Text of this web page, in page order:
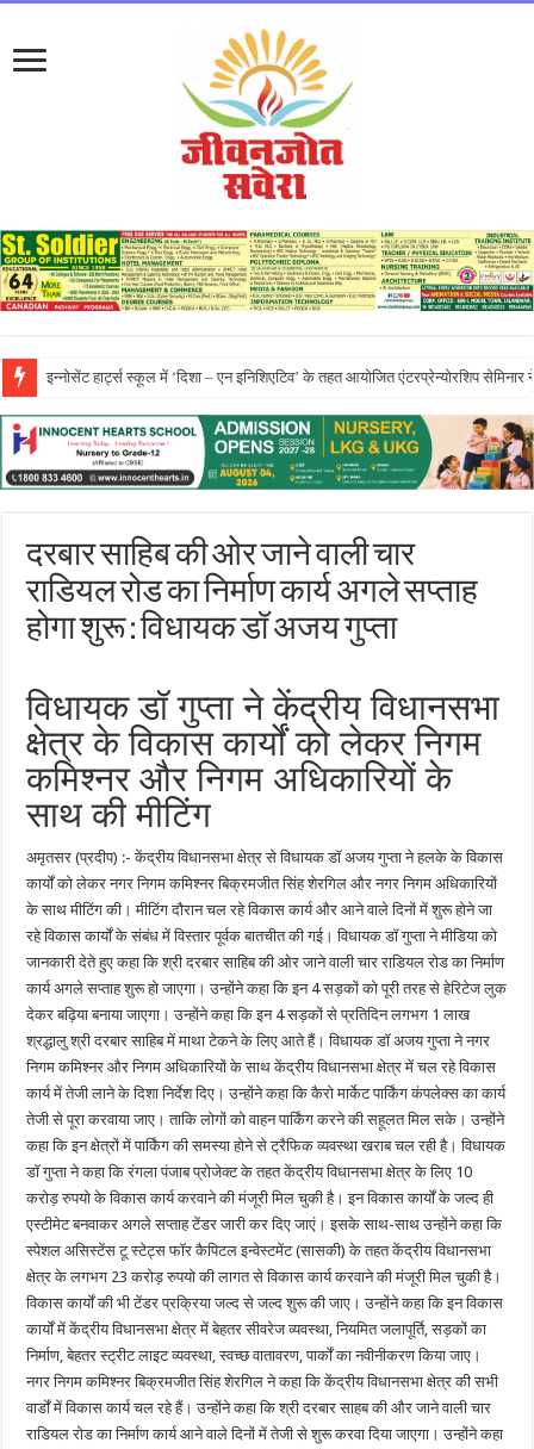
प्रो. (डॉ.) यादविंदर सिंह बराड़ ने आई.के. गुजराल पंजाब टेक्निकल यूनिवर्सिटी के वाइस-
दरबार साहिब की ओर जाने वाली चार
राडियल रोड का निर्माण कार्य अगले सप्ताह
होगा शुरू : विधायक डॉ अजय गुप्ता
विधायक डॉ गुप्ता ने केंद्रीय विधानसभा
क्षेत्र के विकास कार्यों को लेकर निगम
कमिश्नर और निगम अधिकारियों के
साथ की मीटिंग
अमृतसर (प्रदीप) :- केंद्रीय विधानसभा क्षेत्र से विधायक डॉ अजय गुप्ता ने हलके के विकास
कार्यों को लेकर नगर निगम कमिश्नर बिक्रमजीत सिंह शेरगिल और नगर निगम अधिकारियों
के साथ मीटिंग की। मीटिंग दौरान चल रहे विकास कार्य और आने वाले दिनों में शुरू होने जा
रहे विकास कार्यों के संबंध में विस्तार पूर्वक बातचीत की गई। विधायक डॉ गुप्ता ने मीडिया को
जानकारी देते हुए कहा कि श्री दरबार साहिब की ओर जाने वाली चार राडियल रोड का निर्माण
कार्य अगले सप्ताह शुरू हो जाएगा। उन्होंने कहा कि इन 4 सड़कों को पूरी तरह से हेरिटेज लुक
देकर बढ़िया बनाया जाएगा। उन्होंने कहा कि इन 4 सड़कों से प्रतिदिन लगभग 1 लाख
श्रद्धालु श्री दरबार साहिब में माथा टेकने के लिए आते हैं। विधायक डॉ अजय गुप्ता ने नगर
निगम कमिश्नर और निगम अधिकारियों के साथ केंद्रीय विधानसभा क्षेत्र में चल रहे विकास
कार्य में तेजी लाने के दिशा निर्देश दिए। उन्होंने कहा कि कैरो मार्केट पार्किंग कंपलेक्स का कार्य
तेजी से पूरा करवाया जाए। ताकि लोगों को वाहन पार्किंग करने की सहूलत मिल सके। उन्होंने
कहा कि इन क्षेत्रों में पार्किंग की समस्या होने से ट्रैफिक व्यवस्था खराब चल रही है। विधायक
डॉ गुप्ता ने कहा कि रंगला पंजाब प्रोजेक्ट के तहत केंद्रीय विधानसभा क्षेत्र के लिए 10
करोड़ रुपयो के विकास कार्य करवाने की मंजूरी मिल चुकी है। इन विकास कार्यों के जल्द ही
एस्टीमेट बनवाकर अगले सप्ताह टेंडर जारी कर दिए जाएं। इसके साथ-साथ उन्होंने कहा कि
स्पेशल असिस्टेंस टू स्टेट्स फॉर कैपिटल इन्वेस्टमेंट (सासकी) के तहत केंद्रीय विधानसभा
क्षेत्र के लगभग 23 करोड़ रुपयो की लागत से विकास कार्य करवाने की मंजूरी मिल चुकी है।
विकास कार्यों की भी टेंडर प्रक्रिया जल्द से जल्द शुरू की जाए। उन्होंने कहा कि इन विकास
कार्यों में केंद्रीय विधानसभा क्षेत्र में बेहतर सीवरेज व्यवस्था, नियमित जलापूर्ति, सड़कों का
निर्माण, बेहतर स्ट्रीट लाइट व्यवस्था, स्वच्छ वातावरण, पार्कों का नवीनीकरण किया जाए।
नगर निगम कमिश्नर बिक्रमजीत सिंह शेरगिल ने कहा कि केंद्रीय विधानसभा क्षेत्र की सभी
वार्डों में विकास कार्य चल रहे हैं। उन्होंने कहा कि श्री दरबार साहब की और जाने वाली चार
राडियल रोड का निर्माण कार्य आने वाले दिनों में तेजी से शुरू करवा दिया जाएगा। उन्होंने कहा